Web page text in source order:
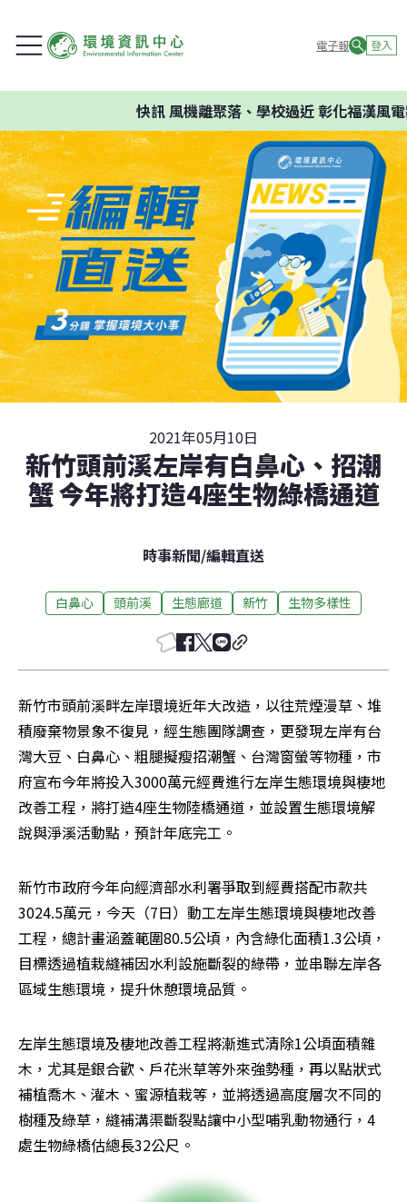
電子報 登入
快訊風機離聚落、學校過近 彰化福漢風電
2021年05月10日
新竹頭前溪左岸有白鼻心、招潮
蟹 今年將打造4座生物綠橋通道
時事新聞/編輯直送
白鼻心 頭前溪 生態廊道 新竹 生物多樣性
新竹市頭前溪畔左岸環境近年大改造，以往荒煙漫草、堆
積廢棄物景象不復見，經生態團隊調查，更發現左岸有台
灣大豆、白鼻心、粗腿擬瘦招潮蟹、台灣窗螢等物種，市
府宣布今年將投入3000萬元經費進行左岸生態環境與棲地
改善工程，將打造4座生物陸橋通道，並設置生態環境解
說與淨溪活動點，預計年底完工。
新竹市政府今年向經濟部水利署爭取到經費搭配市款共
3024.5萬元，今天（7日）動工左岸生態環境與棲地改善
工程，總計畫涵蓋範圍80.5公頃，內含綠化面積1.3公頃，
目標透過植栽縫補因水利設施斷裂的綠帶，並串聯左岸各
區域生態環境，提升休憩環境品質。
左岸生態環境及棲地改善工程將漸進式清除1公頃面積雜
木，尤其是銀合歡、戶花米草等外來強勢種，再以點狀式
補植喬木、灌木、蜜源植栽等，並將透過高度層次不同的
樹種及綠草，縫補溝渠斷裂點讓中小型哺乳動物通行，4
處生物綠橋估總長32公尺。